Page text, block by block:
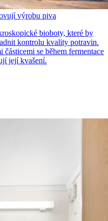
výrobu piva
bioboty, které by
kontrolu kvality potravin.
se během fermentace
její kvašení.